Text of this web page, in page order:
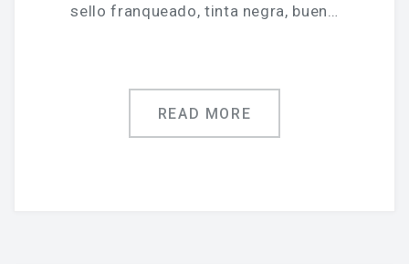
sello franqueado, tinta negra, buen…
READ MORE